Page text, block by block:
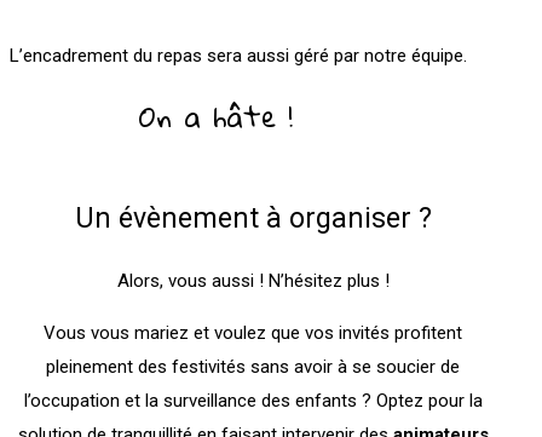
L’encadrement du repas sera aussi géré par notre équipe.
On a hâte !
Un évènement à organiser ?
Alors, vous aussi ! N’hésitez plus !
Vous vous mariez et voulez que vos invités profitent
pleinement des festivités sans avoir à se soucier de
l’occupation et la surveillance des enfants ? Optez pour la